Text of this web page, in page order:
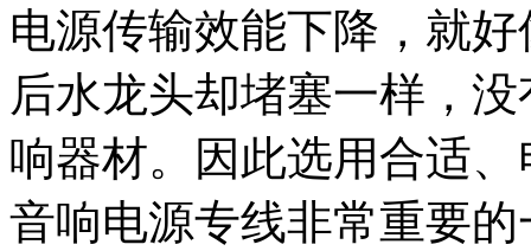
电源传输效能下降，就
后水龙头却堵塞一样，
响器材。因此选用合适
音响电源专线非常重要